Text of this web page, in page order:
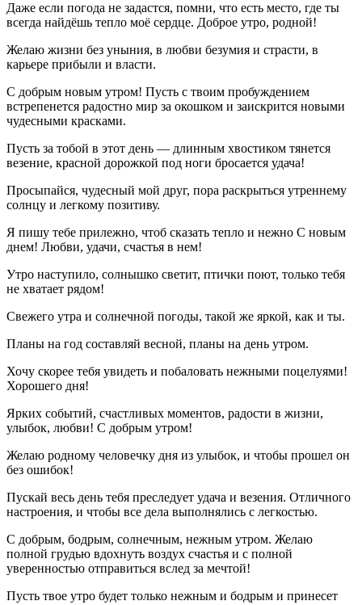
Даже если погода не задастся, помни, что есть место, где ты
всегда найдёшь тепло моё сердце. Доброе утро, родной!
Желаю жизни без уныния, в любви безумия и страсти, в
карьере прибыли и власти.
С добрым новым утром! Пусть с твоим пробуждением
встрепенется радостно мир за окошком и заискрится новыми
чудесными красками.
Пусть за тобой в этот день — длинным хвостиком тянется
везение, красной дорожкой под ноги бросается удача!
Просыпайся, чудесный мой друг, пора раскрыться утреннему
солнцу и легкому позитиву.
Я пишу тебе прилежно, чтоб сказать тепло и нежно С новым
днем! Любви, удачи, счастья в нем!
Утро наступило, солнышко светит, птички поют, только тебя
не хватает рядом!
Свежего утра и солнечной погоды, такой же яркой, как и ты.
Планы на год составляй весной, планы на день утром.
Хочу скорее тебя увидеть и побаловать нежными поцелуями!
Хорошего дня!
Ярких событий, счастливых моментов, радости в жизни,
улыбок, любви! С добрым утром!
Желаю родному человечку дня из улыбок, и чтобы прошел он
без ошибок!
Пускай весь день тебя преследует удача и везения. Отличного
настроения, и чтобы все дела выполнялись с легкостью.
С добрым, бодрым, солнечным, нежным утром. Желаю
полной грудью вдохнуть воздух счастья и с полной
уверенностью отправиться вслед за мечтой!
Пусть твое утро будет только нежным и бодрым и принесет